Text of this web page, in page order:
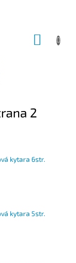
2
kytara 6str.
kytara 5str.